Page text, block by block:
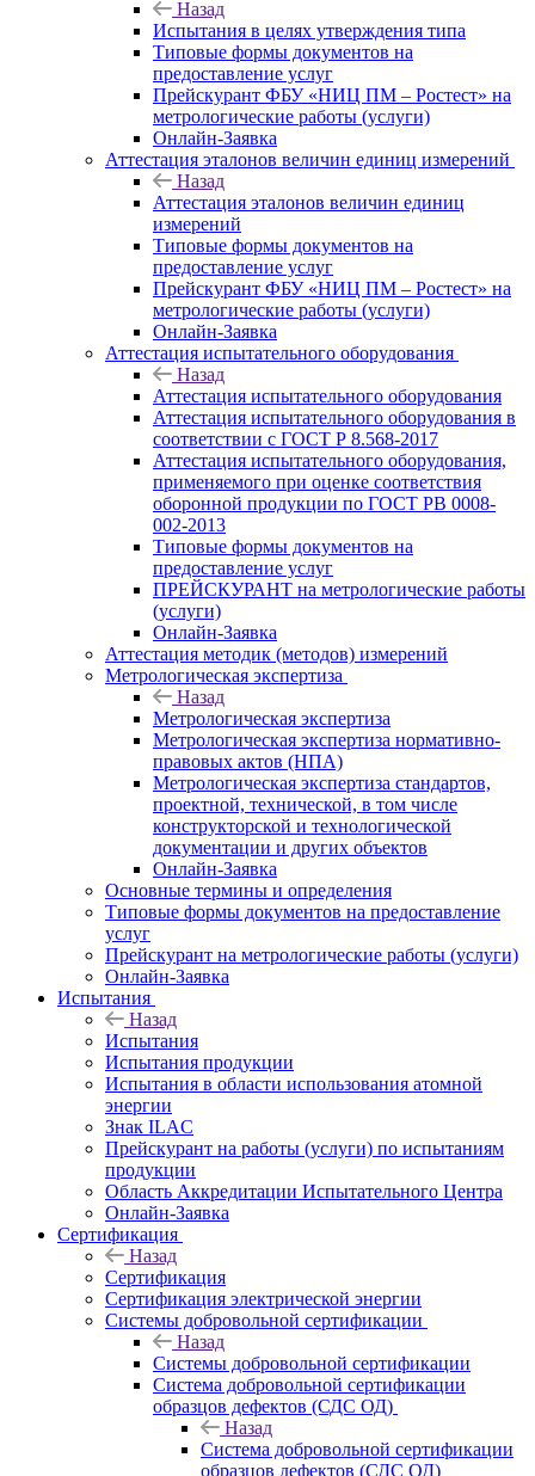
Назад
Испытания в целях утверждения типа
Типовые формы документов на
предоставление услуг
Прейскурант ФБУ «НИЦ ПМ – Ростест» на
метрологические работы (услуги)
Онлайн-Заявка
Аттестация эталонов величин единиц измерений
Назад
Аттестация эталонов величин единиц
измерений
Типовые формы документов на
предоставление услуг
Прейскурант ФБУ «НИЦ ПМ – Ростест» на
метрологические работы (услуги)
Онлайн-Заявка
Аттестация испытательного оборудования
Назад
Аттестация испытательного оборудования
Аттестация испытательного оборудования в
соответствии с ГОСТ Р 8.568-2017
Аттестация испытательного оборудования,
применяемого при оценке соответствия
оборонной продукции по ГОСТ РВ 0008-
002-2013
Типовые формы документов на
предоставление услуг
ПРЕЙСКУРАНТ на метрологические работы
(услуги)
Онлайн-Заявка
Аттестация методик (методов) измерений
Метрологическая экспертиза
Назад
Метрологическая экспертиза
Метрологическая экспертиза нормативно-
правовых актов (НПА)
Метрологическая экспертиза стандартов,
проектной, технической, в том числе
конструкторской и технологической
документации и других объектов
Онлайн-Заявка
Основные термины и определения
Типовые формы документов на предоставление
услуг
Прейскурант на метрологические работы (услуги)
Онлайн-Заявка
Испытания
Назад
Испытания
Испытания продукции
Испытания в области использования атомной
энергии
Знак ILAC
Прейскурант на работы (услуги) по испытаниям
продукции
Область Аккредитации Испытательного Центра
Онлайн-Заявка
Сертификация
Назад
Сертификация
Сертификация электрической энергии
Системы добровольной сертификации
Назад
Системы добровольной сертификации
Система добровольной сертификации
образцов дефектов (СДС ОД)
Назад
Система добровольной сертификации
образцов дефектов (СДС ОД)